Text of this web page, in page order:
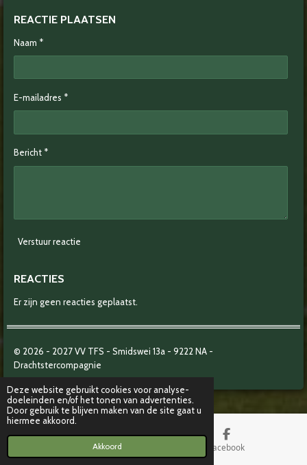
Deze website gebruikt cookies voor analyse-
doeleinden en/of het tonen van advertenties.
Door gebruik te blijven maken van de site gaat u
hiermee akkoord.
Akkoord
REACTIE PLAATSEN
Naam *
E-mailadres *
Bericht *
Verstuur reactie
REACTIES
Er zijn geen reacties geplaatst.
© 2026 - 2027VV TFS - Smidswei 13a - 9222 NA -
Drachtstercompagnie
Facebook